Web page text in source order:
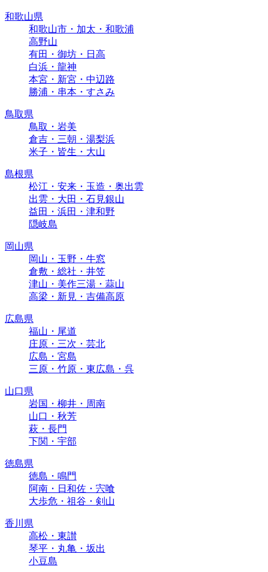
和歌山県
和歌山市・加太・和歌浦
高野山
有田・御坊・日高
白浜・龍神
本宮・新宮・中辺路
勝浦・串本・すさみ
鳥取県
鳥取・岩美
倉吉・三朝・湯梨浜
米子・皆生・大山
島根県
松江・安来・玉造・奥出雲
出雲・大田・石見銀山
益田・浜田・津和野
隠岐島
岡山県
岡山・玉野・牛窓
倉敷・総社・井笠
津山・美作三湯・蒜山
高梁・新見・吉備高原
広島県
福山・尾道
庄原・三次・芸北
広島・宮島
三原・竹原・東広島・呉
山口県
岩国・柳井・周南
山口・秋芳
萩・長門
下関・宇部
徳島県
徳島・鳴門
阿南・日和佐・宍喰
大歩危・祖谷・剣山
香川県
高松・東讃
琴平・丸亀・坂出
小豆島